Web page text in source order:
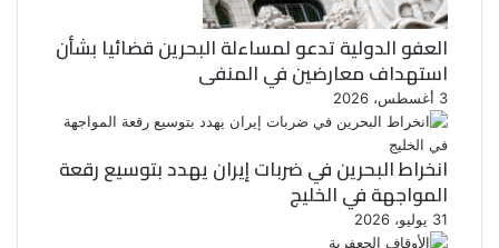
العفو الدولية تدعو لمساءلة البحرين قضائيا بشأن
استهداف معارضين في المنفى
3 أغسطس، 2026
انخراط البحرين في ضربات إيران يهدد بتوسيع رقعة
المواجهة في الخليج
31 يوليو، 2026